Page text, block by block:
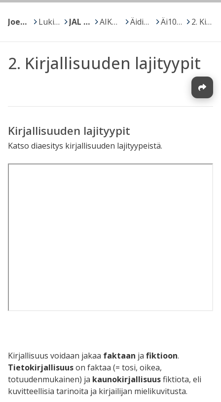
Joensuu Lukiot JAL Joensuun Aikuislukio AIKUISTEN PERUSOPETUS Äidinkieli ja kirjallisuus Äi10 Nykykulttuurin ilmiöitä ja kirjallisuutta 2. Kirjallisuuden lajityypit
2. Kirjallisuuden lajityypit
Kirjallisuuden lajityypit
Katso diaesitys kirjallisuuden lajityypeistä.
Kirjallisuus voidaan jakaa faktaan ja fiktioon.
Tietokirjallisuuson faktaa (= tosi, oikea,
totuudenmukainen) ja kaunokirjallisuusfiktiota, eli
kuvitteellisia tarinoita ja kirjailijan mielikuvitusta.